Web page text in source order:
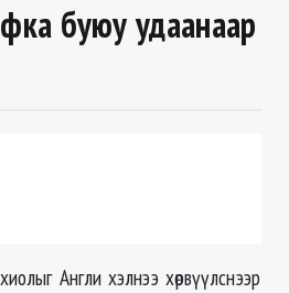
буюу удаанаар
Англи хэлнээ хөрвүүлснээр